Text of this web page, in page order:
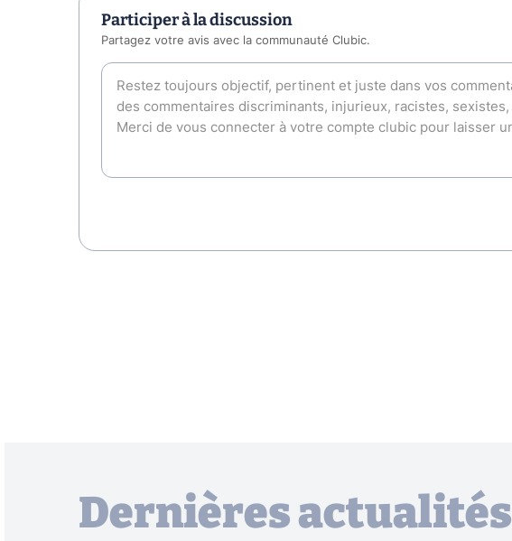
Participer à la discussion
Partagez votre avis avec la communauté Clubic.
Dernières actualités